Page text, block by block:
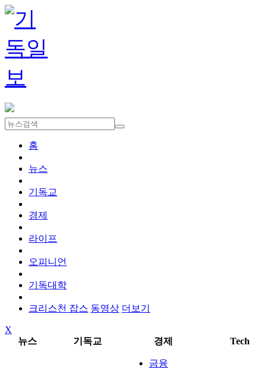
홈
뉴스
기독교
경제
라이프
오피니언
기독대학
크리스천 잡스 동영상 더보기
X
뉴스
기독교 경제 Tech
금융